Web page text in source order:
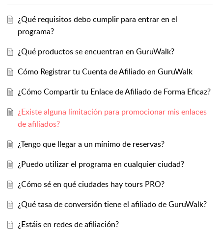
¿Qué requisitos debo cumplir para entrar en el
programa?
¿Qué productos se encuentran en GuruWalk?
Cómo Registrar tu Cuenta de Afiliado en GuruWalk
¿Cómo Compartir tu Enlace de Afiliado de Forma Eficaz?
¿Existe alguna limitación para promocionar mis enlaces
de afiliados?
¿Tengo que llegar a un mínimo de reservas?
¿Puedo utilizar el programa en cualquier ciudad?
¿Cómo sé en qué ciudades hay tours PRO?
¿Qué tasa de conversión tiene el afiliado de GuruWalk?
¿Estáis en redes de afiliación?